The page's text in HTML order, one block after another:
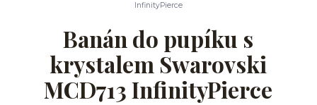
InfinityPierce
Banán do pupíku s
krystalem Swarovski
MCD713 InfinityPierce